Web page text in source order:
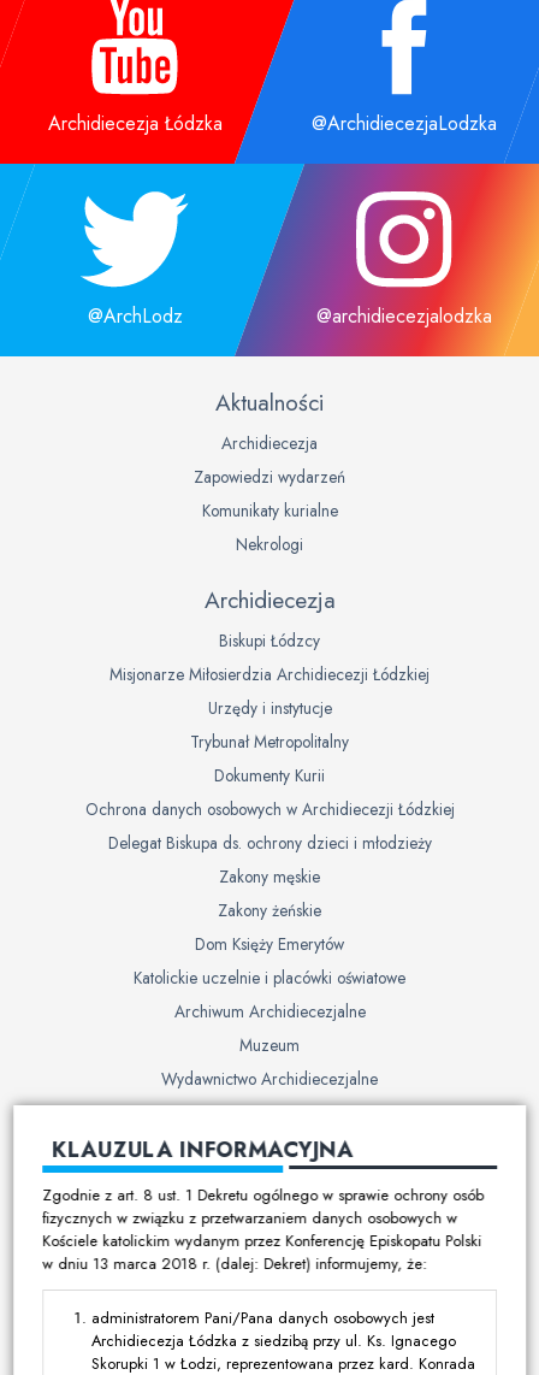
Archidiecezja Łódzka @ArchidiecezjaLodzka
@ArchLodz @archidiecezjalodzka
Aktualności
Archidiecezja
Zapowiedzi wydarzeń
Komunikaty kurialne
Nekrologi
Archidiecezja
Biskupi Łódzcy
Misjonarze Miłosierdzia Archidiecezji Łódzkiej
Urzędy i instytucje
Trybunał Metropolitalny
Dokumenty Kurii
Ochrona danych osobowych w Archidiecezji Łódzkiej
Delegat Biskupa ds. ochrony dzieci i młodzieży
Zakony męskie
Zakony żeńskie
Dom Księży Emerytów
Katolickie uczelnie i placówki oświatowe
Archiwum Archidiecezjalne
Muzeum
Wydawnictwo Archidiecezjalne
Cmentarze
Duszpasterstwo
Program duszpasterski
Kalendarz pracy duszpasterskiej
Duszpasterstwo specjalistyczne
Ruchy i stowarzyszenia
Multimedia
KLAUZULA INFORMACYJNA
Zgodnie z art. 8 ust. 1 Dekretu ogólnego w sprawie ochrony osób
fizycznych w związku z przetwarzaniem danych osobowych w
Kościele katolickim wydanym przez Konferencję Episkopatu Polski
w dniu 13 marca 2018 r. (dalej: Dekret) informujemy, że:
administratorem Pani/Pana danych osobowych jest
Archidiecezja Łódzka z siedzibą przy ul. Ks. Ignacego
Skorupki 1 w Łodzi, reprezentowana przez kard. Konrada